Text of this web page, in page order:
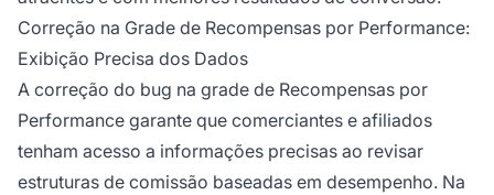
Correção na Grade de Recompensas por Performance:
Exibição Precisa dos Dados
A correção do bug na grade de Recompensas por
Performance garante que comerciantes e afiliados
tenham acesso a informações precisas ao revisar
estruturas de comissão baseadas em desempenho. Na